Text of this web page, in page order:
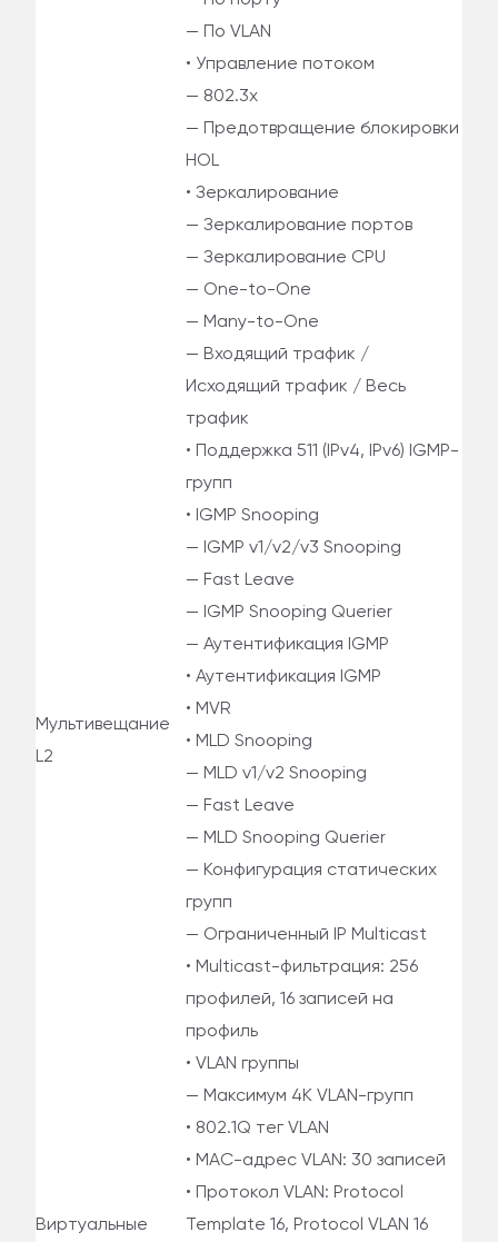
— По VLAN
• Управление потоком
— 802.3x
— Предотвращение блокировки
HOL
• Зеркалирование
— Зеркалирование портов
— Зеркалирование CPU
— One-to-One
— Many-to-One
— Входящий трафик /
Исходящий трафик / Весь
трафик
Мультивещание
L2
• Поддержка 511 (IPv4, IPv6) IGMP-
групп
• IGMP Snooping
— IGMP v1/v2/v3 Snooping
— Fast Leave
— IGMP Snooping Querier
— Аутентификация IGMP
• Аутентификация IGMP
• MVR
• MLD Snooping
— MLD v1/v2 Snooping
— Fast Leave
— MLD Snooping Querier
— Конфигурация статических
групп
— Ограниченный IP Multicast
• Multicast-фильтрация: 256
профилей, 16 записей на
профиль
Виртуальные
• VLAN группы
— Максимум 4K VLAN-групп
• 802.1Q тег VLAN
• MAC-адрес VLAN: 30 записей
• Протокол VLAN: Protocol
Template 16, Protocol VLAN 16